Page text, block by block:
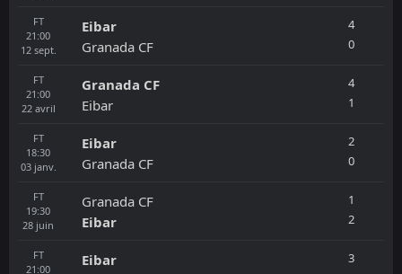
FT
21:00
12 sept.
Eibar
Granada CF
4
0
FT
21:00
22 avril
Granada CF
Eibar
4
1
FT
18:30
03 janv.
Eibar
Granada CF
2
0
FT
19:30
28 juin
Granada CF
Eibar
1
2
FT
21:00
Eibar
3